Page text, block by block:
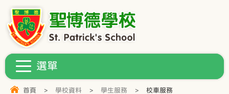
首頁 > 學校資料 > 學生服務 > 校車服務